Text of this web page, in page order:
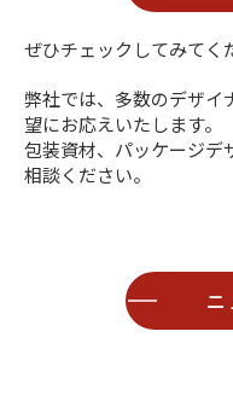
ぜひチェックしてみてく
弊社では、多数のデザイ
望にお応えいたします。
包装資材、パッケージデ
相談ください。